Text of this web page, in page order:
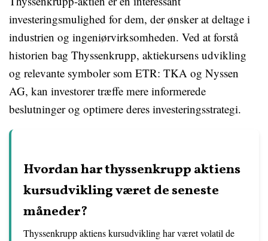
investeringsmulighed for dem, der ønsker at deltage i
industrien og ingeniørvirksomheden. Ved at forstå
historien bag Thyssenkrupp, aktiekursens udvikling
og relevante symboler som ETR: TKA og Nyssen
AG, kan investorer træffe mere informerede
beslutninger og optimere deres investeringsstrategi.
Hvordan har thyssenkrupp aktiens
kursudvikling været de seneste
måneder?
Thyssenkrupp aktiens kursudvikling har været volatil de